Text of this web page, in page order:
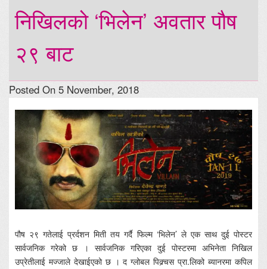
निखिलको ‘भिलेन’ अवतार पौष
२९ बाट
Posted On 5 November, 2018
पौष २९ गतेलाई प्रर्दशन मिती तय गर्दै फिल्म ‘भिलेन’ ले एक साथ दुई पोस्टर
सार्वजनिक गरेको छ । सार्वजनिक गरिएका दुई पोस्टरमा अभिनेता निखिल
उप्रेतीलाई मज्जाले देखाईएको छ । द ग्लोबल पिक्र्चस प्रा.लिको ब्यानरमा कपिल